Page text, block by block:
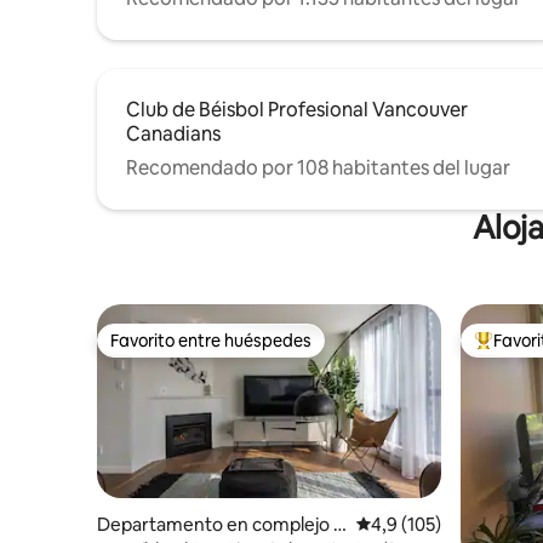
Club de Béisbol Profesional Vancouver
Canadians
Recomendado por 108 habitantes del lugar
Favorito entre huéspedes
Favorito entre huéspedes
Departamento en complejo r
Calificación
4,9 (105)